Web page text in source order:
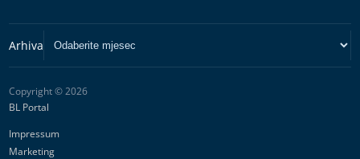
Copyright © 2026
BL Portal
Impressum
Marketing